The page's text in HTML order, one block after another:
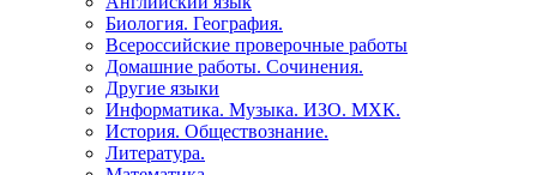
Биология. География.
Всероссийские проверочные работы
Домашние работы. Сочинения.
Другие языки
Информатика. Музыка. ИЗО. МХК.
История. Обществознание.
Литература.